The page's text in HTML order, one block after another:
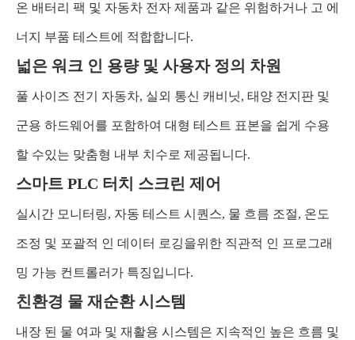
온 배터리 팩 및 자동차 전자 제품과 같은 위험하거나 고 에
너지 부품 테스트에 적합합니다.
넓은 워크 인 용량 및 사용자 정의 차원
풀 사이즈 전기 자동차, 실외 통신 캐비닛, 태양 전지판 및
군용 하드웨어를 포함하여 대형 테스트 표본을 쉽게 수용
할 수있는 맞춤형 내부 치수로 제공됩니다.
스마트 PLC 터치 스크린 제어
실시간 모니터링, 자동 테스트 시퀀스, 물 흐름 조절, 온도
조정 및 포괄적 인 데이터 로깅을위한 직관적 인 프로그래
밍 가능 컨트롤러가 특징입니다.
친환경 물 재순환 시스템
내장 된 물 여과 및 재활용 시스템은 지속적인 높은 흐름 및